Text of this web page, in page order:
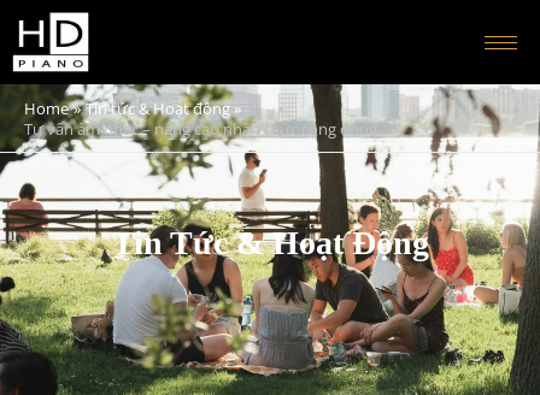
Home
Tin tức & Hoạt động
Tư vấn âm nhạc – nâng cao nhận thức cộng đồng
Tin Tức & Hoạt Động